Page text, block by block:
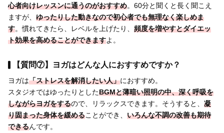
心者向けレッスンに通うのがおすすめ。60分と聞くと長く聞こえ
ますが、 ゆったりした動きなので初心者でも無理なく楽しめま
す。慣れてきたら、レベルを上げたり、 頻度を増やすとダイエッ
ト効果を高めることができますよ。
【質問⑦】ヨガはどんな人におすすめですか？
ヨガは「ストレスを解消したい人」におすすめ。
スタジオではゆったりとしたBGMと薄暗い照明の中、深く呼吸を
しながらヨガをするので、リラックスできます。そうすると、 凝
り固まった身体を緩めることができ、 いろんな不調の改善も期待
できるんです。